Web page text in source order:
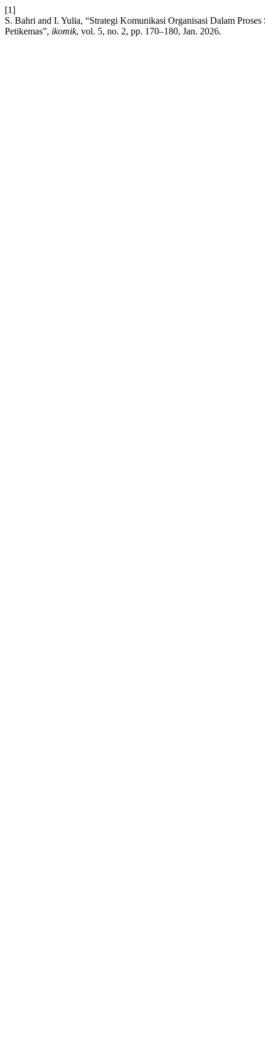
[1]
S. Bahri and I. Yulia, “Strategi Komunikasi Organisasi Dalam
Petikemas”, ikomik, vol. 5, no. 2, pp. 170–180, Jan. 2026.